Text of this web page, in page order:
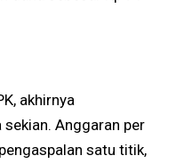
akhirnya
Anggaran per
satu titik,